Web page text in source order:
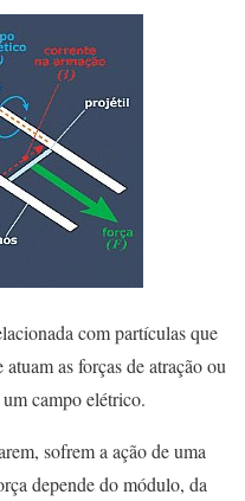
com partículas que
as forças de atração ou
campo elétrico.
sofrem a ação de uma
depende do módulo, da